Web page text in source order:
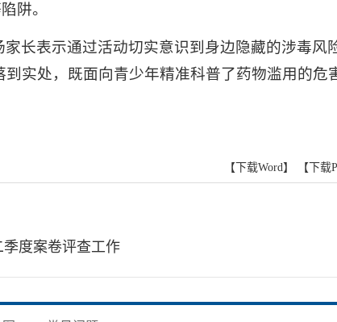
阱。
长表示通过活动切实意识到身边隐藏的涉毒风
实处，既面向青少年精准科普了药物滥用的危
【下载Word】 【下载
度案卷评查工作